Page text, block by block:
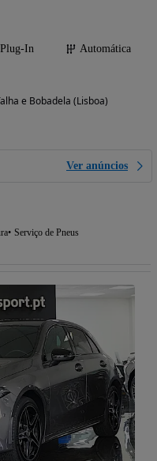
In
Automática
e Bobadela (Lisboa)
Ver anúncios
Serviço de Pneus